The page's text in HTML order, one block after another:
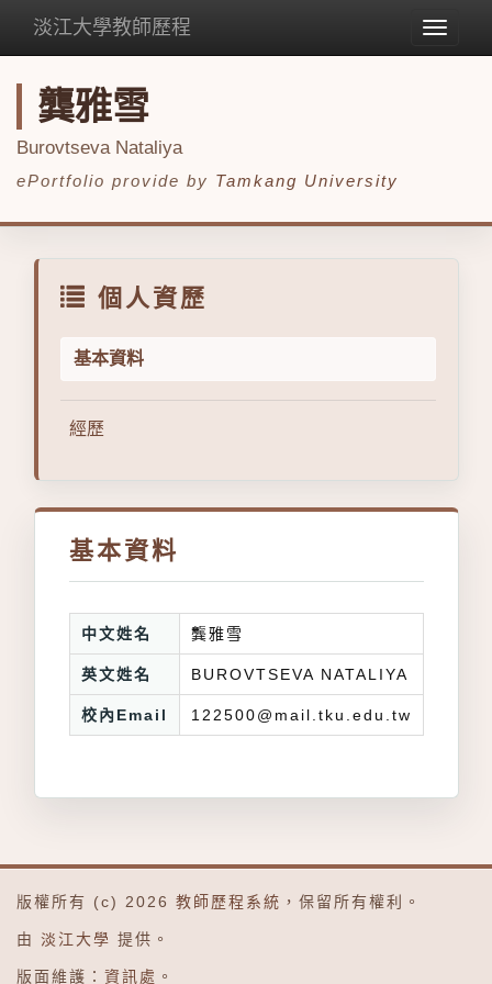
Toggle
淡江大學教師歷程
龔雅雪
Burovtseva Nataliya
ePortfolio provide by Tamkang University
個人資歷
基本資料
經歷
基本資料
中文姓名 龔雅雪
英文姓名 BUROVTSEVA NATALIYA
校內Email 122500@mail.tku.edu.tw
版權所有 (c) 2026 教師歷程系統 ，保留所有權利。
由 淡江大學 提供。
版面維護： 資訊處 。